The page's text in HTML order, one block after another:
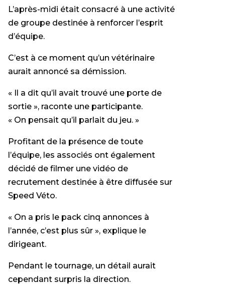
L’après-midi était consacré à une activité
de groupe destinée à renforcer l’esprit
d’équipe.
C’est à ce moment qu’un vétérinaire
aurait annoncé sa démission.
« Il a dit qu’il avait trouvé une porte de
sortie », raconte une participante.
« On pensait qu’il parlait du jeu. »
Profitant de la présence de toute
l’équipe, les associés ont également
décidé de filmer une vidéo de
recrutement destinée à être diffusée sur
Speed Véto.
« On a pris le pack cinq annonces à
l’année, c’est plus sûr », explique le
dirigeant.
Pendant le tournage, un détail aurait
cependant surpris la direction.